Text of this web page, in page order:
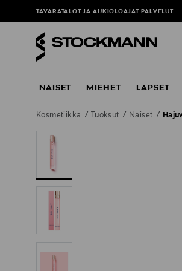
TAVARATALOT JA AUKIOLOAJAT PALVELUT
NAISET MIEHET LAPSET
Kosmetiikka Tuoksut Naiset